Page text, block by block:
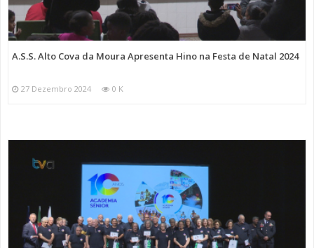
A.S.S. Alto Cova da Moura Apresenta Hino na Festa de Natal 2024
27 Dezembro 2024 0 K